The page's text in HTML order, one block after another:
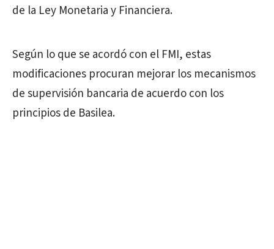
de la Ley Monetaria y Financiera.
Según lo que se acordó con el FMI, estas
modificaciones procuran mejorar los mecanismos
de supervisión bancaria de acuerdo con los
principios de Basilea.